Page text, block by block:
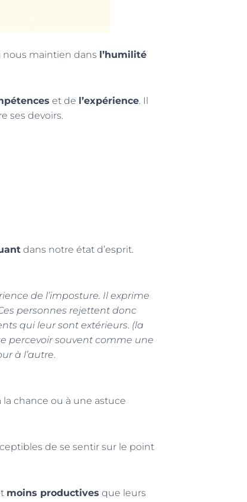
nous maintien dans l’humilité
et de l’expérience. Il
ses devoirs.
dans notre état d’esprit.
de l’imposture. Il exprime
personnes rejettent donc
qui leur sont extérieurs. (la
percevoir souvent comme une
à l’autre.
la chance ou à une astuce
de se sentir sur le point
moins productives que leurs